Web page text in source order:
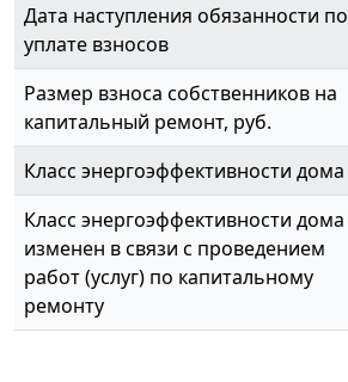
Дата наступления обязанности по
уплате взносов
Размер взноса собственников на
капитальный ремонт, руб.
Класс энергоэффективности дома
Класс энергоэффективности дома
изменен в связи с проведением
работ (услуг) по капитальному
ремонту